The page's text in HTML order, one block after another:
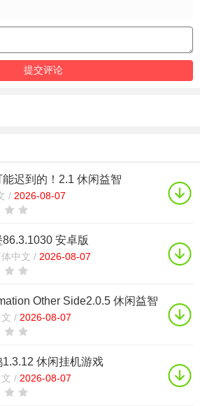
迟到的！2.1 休闲益智
/ 2026-08-07
安卓版
体中文 / 2026-08-07
Other Side2.0.5 休闲益智
文 / 2026-08-07
休闲挂机游戏
文 / 2026-08-07